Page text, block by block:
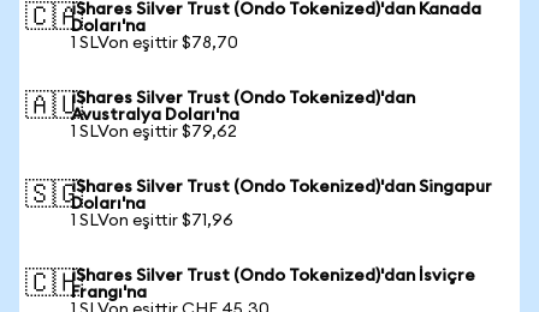
🇨🇦iShares Silver Trust (Ondo Tokenized)'dan Kanada
Doları'na
1 SLVon eşittir $78,70
🇦🇺iShares Silver Trust (Ondo Tokenized)'dan
Avustralya Doları'na
1 SLVon eşittir $79,62
🇸🇬iShares Silver Trust (Ondo Tokenized)'dan Singapur
Doları'na
1 SLVon eşittir $71,96
🇨🇭iShares Silver Trust (Ondo Tokenized)'dan İsviçre
Frangı'na